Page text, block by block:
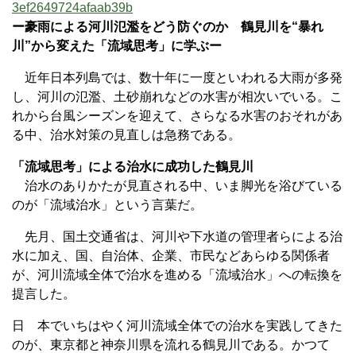
3ef2649724afaab39b
ー豪雨による河川氾濫をどう防ぐのか 鶴見川を“暴れ
川”から変えた「流域思考」に学ぶー
近年日本列島では、数十年に一度といわれる大雨が多発
し、河川の氾濫、土砂崩れなどの水害が相次いでいる。こ
れから台風シーズンを迎えて、さらなる水害のおそれがあ
る中、治水対策の見直しは急務である。
「流域思考」による治水に成功した鶴見川
治水のありかたが見直される中、いま脚光を浴びている
のが「流域治水」という言葉だ。
先月、国土交通省は、河川や下水道の管理者らによる治
水に加え、国、自治体、企業、市民などあらゆる関係者
が、河川流域全体で治水を進める「流域治水」への転換を
提言した。
日 本でいちはやく河川流域全体での治水を実践してきた
のが、東京都と神奈川県を流れる鶴見川である。かつて